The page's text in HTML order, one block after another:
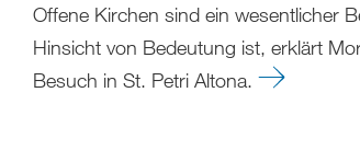
Offene Kirchen sind ein wesentlicher
Hinsicht von Bedeutung ist, erklärt
Besuch in St. Petri Altona.